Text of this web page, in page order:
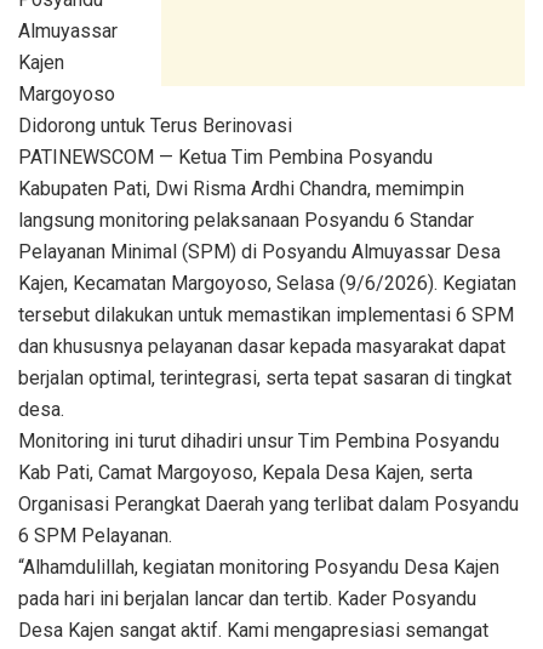
Almuyassar
Kajen
Margoyoso
Didorong untuk Terus Berinovasi
PATINEWSCOM — Ketua Tim Pembina Posyandu
Kabupaten Pati, Dwi Risma Ardhi Chandra, memimpin
langsung monitoring pelaksanaan Posyandu 6 Standar
Pelayanan Minimal (SPM) di Posyandu Almuyassar Desa
Kajen, Kecamatan Margoyoso, Selasa (9/6/2026). Kegiatan
tersebut dilakukan untuk memastikan implementasi 6 SPM
dan khususnya pelayanan dasar kepada masyarakat dapat
berjalan optimal, terintegrasi, serta tepat sasaran di tingkat
desa.
Monitoring ini turut dihadiri unsur Tim Pembina Posyandu
Kab Pati, Camat Margoyoso, Kepala Desa Kajen, serta
Organisasi Perangkat Daerah yang terlibat dalam Posyandu
6 SPM Pelayanan.
“Alhamdulillah, kegiatan monitoring Posyandu Desa Kajen
pada hari ini berjalan lancar dan tertib. Kader Posyandu
Desa Kajen sangat aktif. Kami mengapresiasi semangat